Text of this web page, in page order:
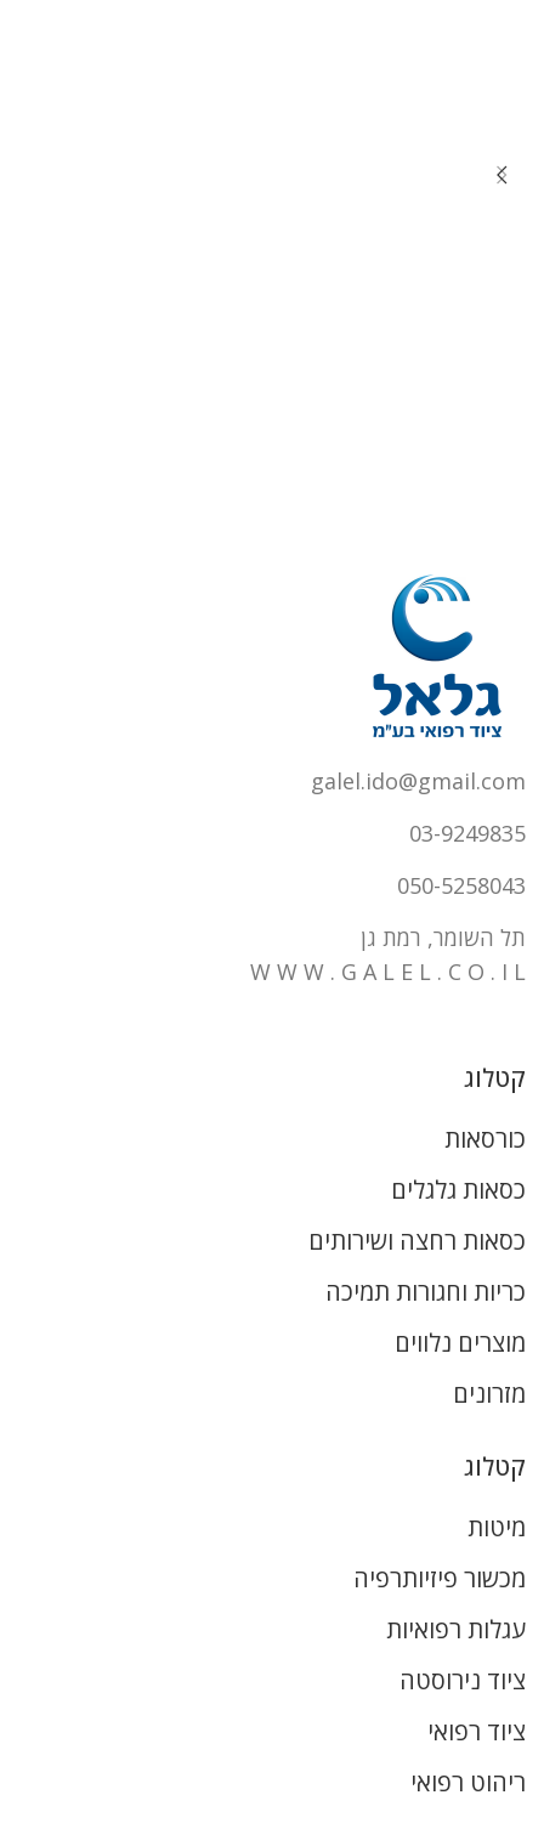
galel.ido@gmail.com
03-9249835
050-5258043
תל השומר, רמת גן
W W W . G A L E L . C O . I L
קטלוג
כורסאות
כסאות גלגלים
כסאות רחצה ושירותים
כריות וחגורות תמיכה
מוצרים נלווים
מזרונים
קטלוג
מיטות
מכשור פיזיותרפיה
עגלות רפואיות
ציוד נירוסטה
ציוד רפואי
ריהוט רפואי